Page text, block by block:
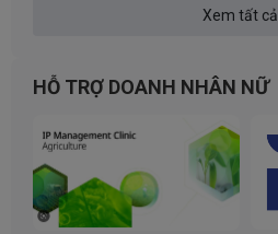
Xem tất cả
HỖ TRỢ DOANH NHÂN NỮ